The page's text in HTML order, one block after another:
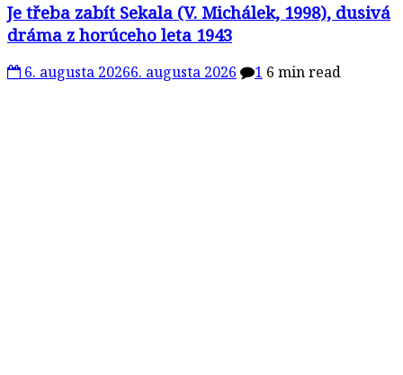
Je třeba zabít Sekala (V. Michálek, 1998), dusivá
dráma z horúceho leta 1943
6. augusta 20266. augusta 2026 1 6 min read